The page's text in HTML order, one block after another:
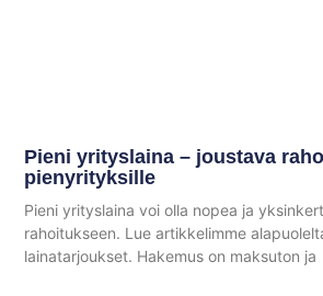
Pieni yrityslaina – joustava
pienyrityksille
Pieni yrityslaina voi olla nopea ja
rahoitukseen. Lue artikkelimme
lainatarjoukset. Hakemus on maksuton ja